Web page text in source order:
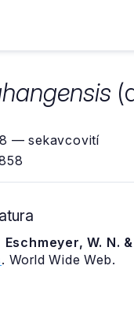
— sekavcovití
Eschmeyer, W. N.
. World Wide Web.